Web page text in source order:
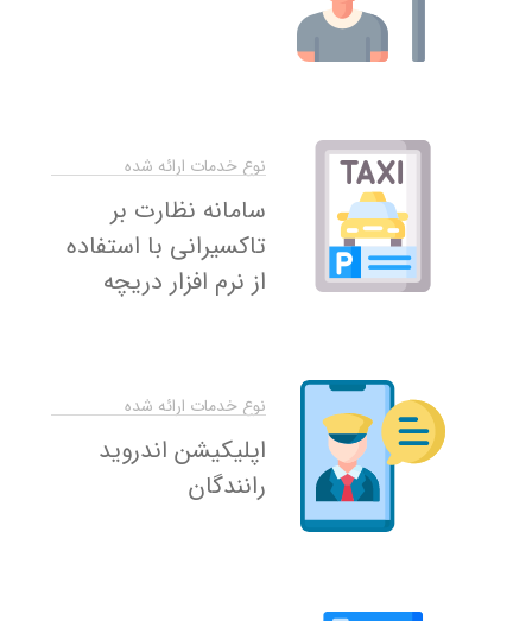
نوع خدمات ارائه شده
سامانه نظارت بر
تاکسیرانی با استفاده
از نرم افزار دریچه
نوع خدمات ارائه شده
اپلیکیشن اندروید
رانندگان